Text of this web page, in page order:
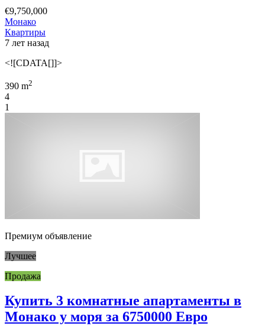
€9,750,000
Монако
Квартиры
7 лет назад
<![CDATA[]]>
390 m2
4
1
Премиум объявление
Лучшее
Продажа
Купить 3 комнатные апартаменты в
Монако у моря за 6750000 Евро